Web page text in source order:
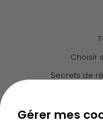
Choisir
Secrets de
Le
Gérer mes